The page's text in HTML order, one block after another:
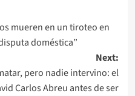
mueren en un tiroteo en
doméstica”
Next:
pero nadie intervino: el
Carlos Abreu antes de ser